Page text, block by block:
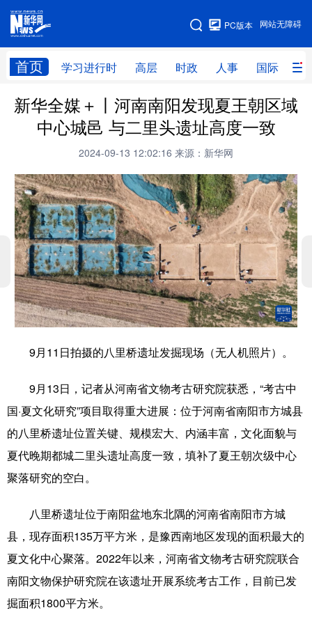
网站无障碍
PC版本
首页 学习进行时 高层 时政 人事 国际 财
网站地图
学习进行时 高层 时政 人事
国际 财经 网评 港澳
科技 科创 量子 体育
文化 书画 健康 军事
访谈 视频 图片 政务
法律 中央文件 金融 汽车
食品 人居 信息化 数字经济
彩票 娱乐 时尚 悦读
公益 一带一路 亚太网 上市公司
文化产业
地方频道
北京 天津 河北 山西
江苏
浙江
新华全媒＋丨河南南阳发现夏王朝区域
中心城邑 与二里头遗址高度一致
2024-09-13 12:02:16 来源：新华网
9月11日拍摄的八里桥遗址发掘现场（无人机照片）。
9月13日，记者从河南省文物考古研究院获悉，“考古中
国·夏文化研究”项目取得重大进展：位于河南省南阳市方城县
的八里桥遗址位置关键、规模宏大、内涵丰富，文化面貌与
夏代晚期都城二里头遗址高度一致，填补了夏王朝次级中心
聚落研究的空白。
八里桥遗址位于南阳盆地东北隅的河南省南阳市方城
县，现存面积135万平方米，是豫西南地区发现的面积最大的
夏文化中心聚落。2022年以来，河南省文物考古研究院联合
南阳文物保护研究院在该遗址开展系统考古工作，目前已发
掘面积1800平方米。